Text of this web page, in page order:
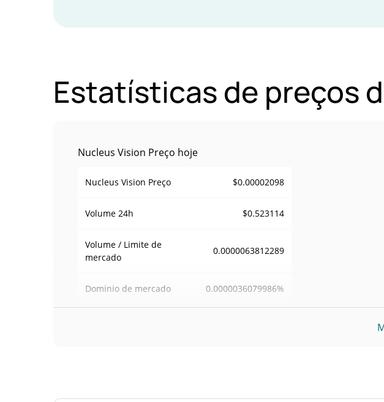
Estatísticas de preços
Nucleus Vision Preço hoje
Nucleus Vision Preço $0.00002098
Volume 24h $0.523114
Volume / Limite de
mercado
0.0000063812289
Dominio de mercado 0.0000036079986%